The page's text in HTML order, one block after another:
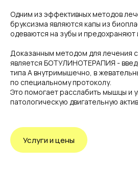
Одним из эффективных методов
бруксизма являются капы из
одеваются на зубы и предохраняют
Доказанным методом для лечения
является БОТУЛИНОТЕРАПИЯ -
типа А внутримышечно, в
по специальному протоколу.
Это помогает расслабить мышцы и
патологическую двигательную
Услуги и цены